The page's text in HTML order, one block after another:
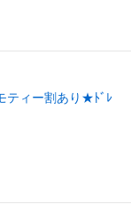
ティー割あり★ﾄﾞﾚ